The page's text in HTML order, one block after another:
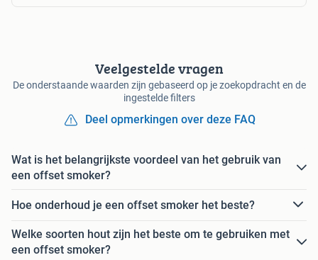
Veelgestelde vragen
De onderstaande waarden zijn gebaseerd op je zoekopdracht en de
ingestelde filters
Deel opmerkingen over deze FAQ
Wat is het belangrijkste voordeel van het gebruik van
een offset smoker?
Hoe onderhoud je een offset smoker het beste?
Welke soorten hout zijn het beste om te gebruiken met
een offset smoker?